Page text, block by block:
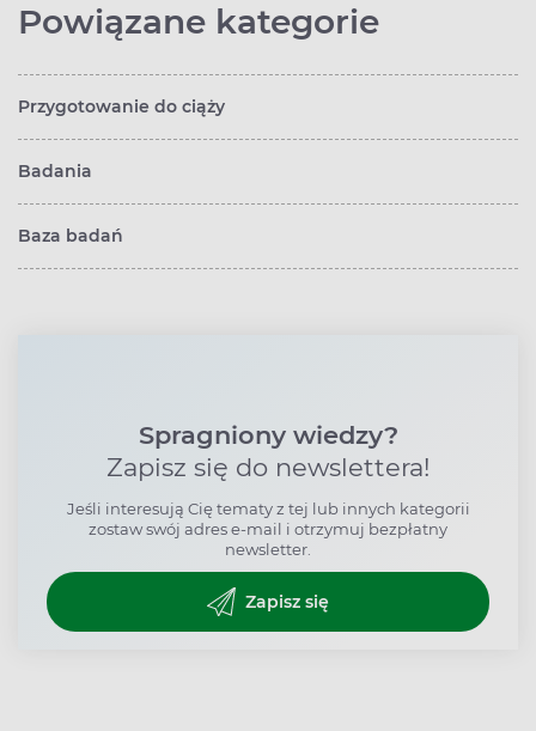
Powiązane kategorie
Przygotowanie do ciąży
Badania
Baza badań
Spragniony wiedzy?
Zapisz się do newslettera!
Jeśli interesują Cię tematy z tej lub innych kategorii
zostaw swój adres e-mail i otrzymuj bezpłatny
newsletter.
Zapisz się